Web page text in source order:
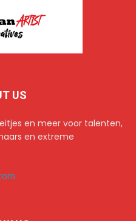
US
en meer voor talenten,
en extreme